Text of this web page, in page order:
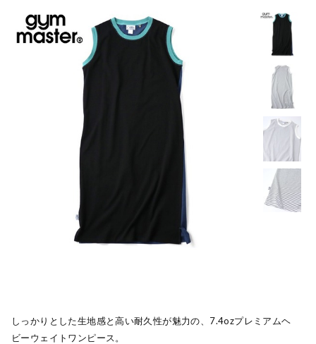
しっかりとした生地感と高い耐久性が魅力の、7.4ozプレミアムヘ
ビーウェイトワンピース。